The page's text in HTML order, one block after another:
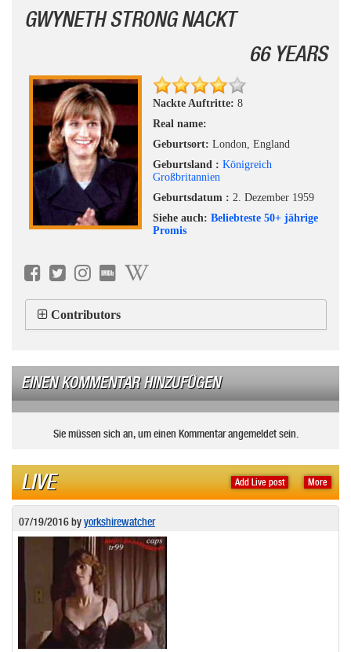
GWYNETH STRONG NACKT
66 YEARS
Nackte Auftritte: 8
Real name:
Geburtsort: London, England
Geburtsland : Königreich
Großbritannien
Geburtsdatum : 2. Dezember 1959
Siehe auch: Beliebteste 50+ jährige
Promis
Contributors
EINEN KOMMENTAR HINZUFÜGEN
Sie müssen sich an, um einen Kommentar angemeldet sein.
More
Add Live post
LIVE
07/19/2016byyorkshirewatcher